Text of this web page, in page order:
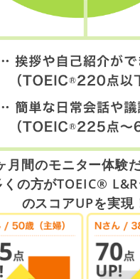
月間のモニター体験
くの方がTOEIC® L&R
のスコアUPを実現